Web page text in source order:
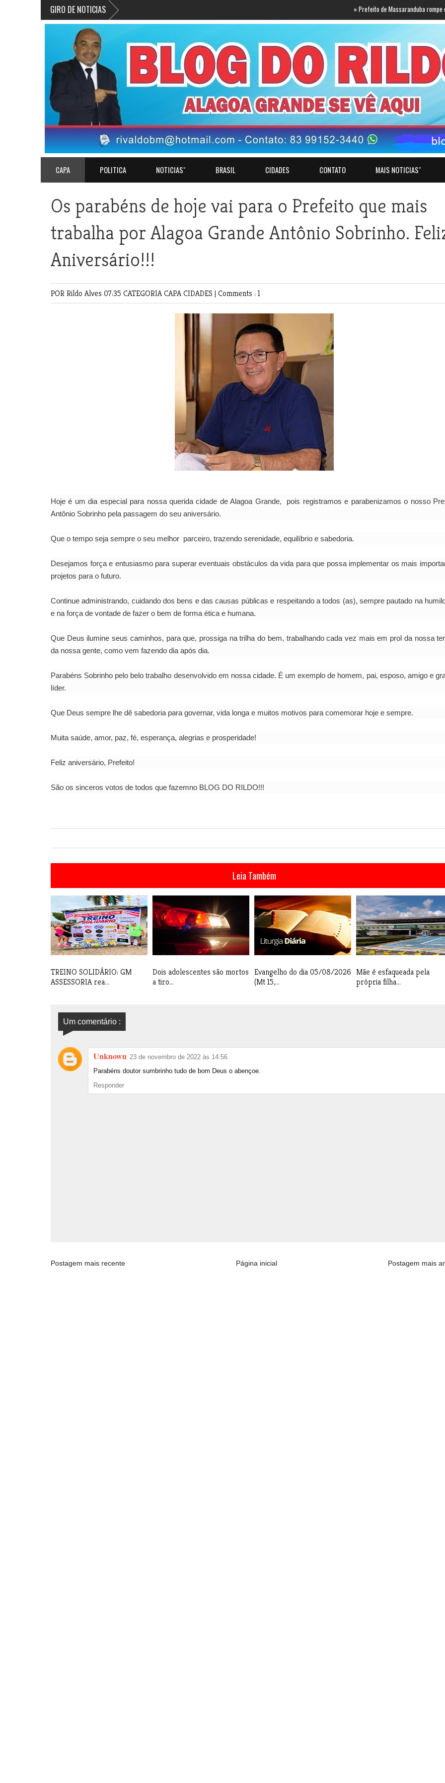
GIRO DE NOTICIAS Prefeito de Massaranduba rompe com
CAPA POLITICA NOTICIASˇ BRASIL CIDADES CONTATO MAIS NOTICIASˇ
Os parabéns de hoje vai para o Prefeito que mais
trabalha por Alagoa Grande Antônio Sobrinho.
Aniversário!!!
POR Rildo Alves 07:35 CATEGORIACAPACIDADES | Comments : 1
Hoje é um dia especial para nossa querida cidade de Alagoa Grande, pois registramos e parabenizamos o nosso
Antônio Sobrinho pela passagem do seu aniversário.
Que o tempo seja sempre o seu melhor parceiro, trazendo serenidade, equilíbrio e sabedoria.
Desejamos força e entusiasmo para superar eventuais obstáculos da vida para que possa implementar os mais
projetos para o futuro.
Continue administrando, cuidando dos bens e das causas públicas e respeitando a todos (as), sempre pautado na
e na força de vontade de fazer o bem de forma ética e humana.
Que Deus ilumine seus caminhos, para que, prossiga na trilha do bem, trabalhando cada vez mais em prol da nossa
da nossa gente, como vem fazendo dia após dia.
Parabéns Sobrinho pelo belo trabalho desenvolvido em nossa cidade. É um exemplo de homem, pai, esposo, amigo e
líder.
Que Deus sempre lhe dê sabedoria para governar, vida longa e muitos motivos para comemorar hoje e sempre.
Muita saúde, amor, paz, fé, esperança, alegrias e prosperidade!
Feliz aniversário, Prefeito!
São os sinceros votos de todos que fazemno BLOG DO RILDO!!!
Leia Também
TREINO SOLIDÁRIO: GM
ASSESSORIA rea...
Dois adolescentes são mortos
a tiro...
Evangelho do dia 05/08/2026
(Mt 15,...
Mãe é esfaqueada pela
própria filha...
Um comentário :
Unknown 23 de novembro de 2022 às 14:56
Parabéns doutor sumbrinho tudo de bom Deus o abençoe.
Responder
Postagem mais recente Postagem mais
Página inicial